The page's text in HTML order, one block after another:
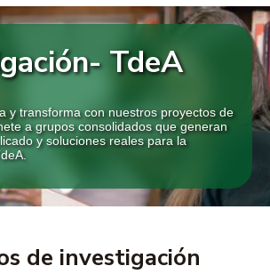
TdeA
y transforma con nuestros proyectos de
a grupos consolidados que generan
y soluciones reales para la
de investigación